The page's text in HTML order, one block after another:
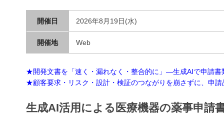
開催日 2026年8月19日(水)
開催地 Web
★開発文書を「速く・漏れなく・整合的に」—生成AIで申請書
★顧客要求・リスク・設計・検証のつながりを崩さずに、申請
生成AI活用による医療機器の薬事申請